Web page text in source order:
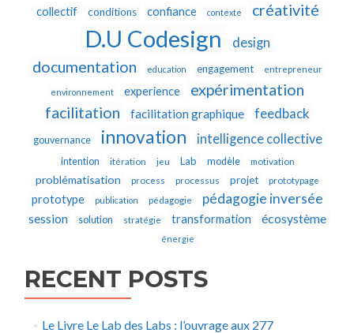
collectif conditions confiance contexte créativité
D.U Codesign design
documentation education engagement entrepreneur
environnement experience
expérimentation
facilitation
facilitation graphique feedback
gouvernance innovation intelligence collective
intention itération jeu Lab modèle motivation
problématisation process processus projet prototypage
prototype publication pédagogie pédagogie inversée
session solution stratégie transformation écosystème
énergie
RECENT POSTS
Le Livre Le Lab des Labs : l’ouvrage aux 277